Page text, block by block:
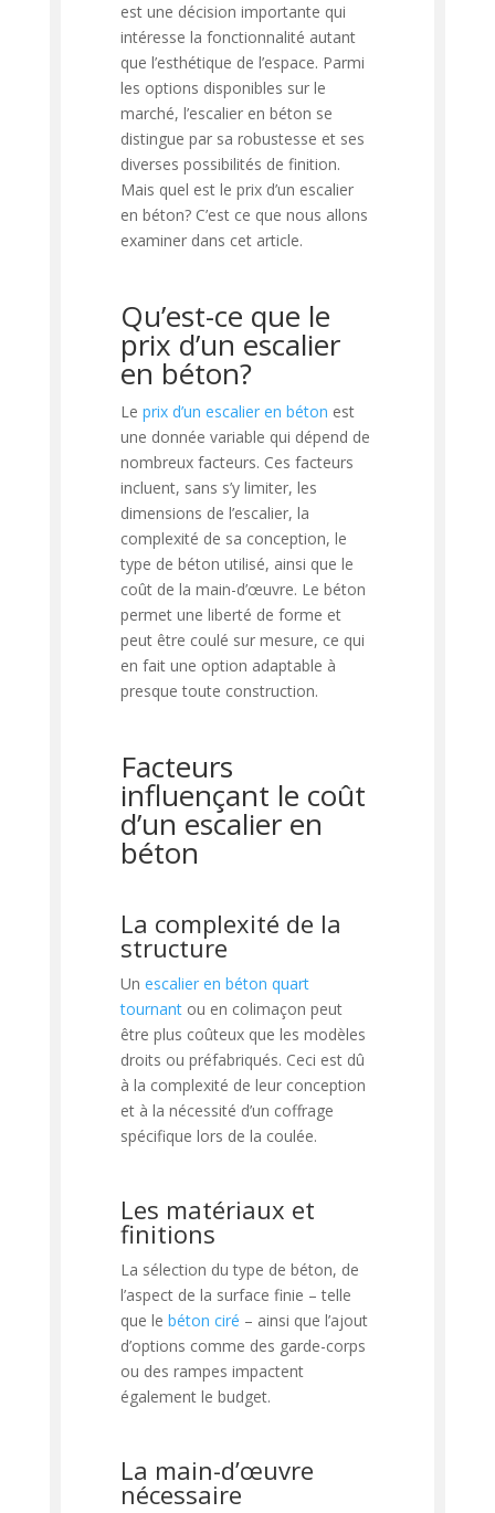
est une décision importante qui
intéresse la fonctionnalité autant
que l’esthétique de l’espace. Parmi
les options disponibles sur le
marché, l’escalier en béton se
distingue par sa robustesse et ses
diverses possibilités de finition.
Mais quel est le prix d’un escalier
en béton? C’est ce que nous allons
examiner dans cet article.
Qu’est-ce que le
prix d’un escalier
en béton?
Le prix d’un escalier en béton est
une donnée variable qui dépend de
nombreux facteurs. Ces facteurs
incluent, sans s’y limiter, les
dimensions de l’escalier, la
complexité de sa conception, le
type de béton utilisé, ainsi que le
coût de la main-d’œuvre. Le béton
permet une liberté de forme et
peut être coulé sur mesure, ce qui
en fait une option adaptable à
presque toute construction.
Facteurs
influençant le coût
d’un escalier en
béton
La complexité de la
structure
Un escalier en béton quart
tournantou en colimaçon peut
être plus coûteux que les modèles
droits ou préfabriqués. Ceci est dû
à la complexité de leur conception
et à la nécessité d’un coffrage
spécifique lors de la coulée.
Les matériaux et
finitions
La sélection du type de béton, de
l’aspect de la surface finie – telle
que le béton ciré – ainsi que l’ajout
d’options comme des garde-corps
ou des rampes impactent
également le budget.
La main-d’œuvre
nécessaire